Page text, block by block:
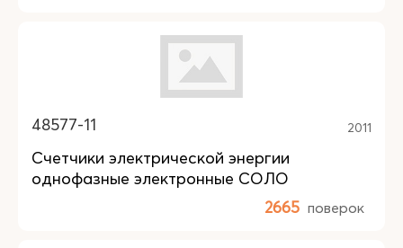
48577-11 2011
Счетчики электрической энергии
однофазные электронные СОЛО
2665 поверок